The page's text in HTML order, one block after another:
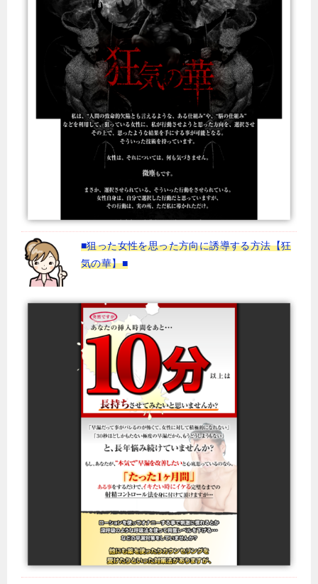
■狙った女性を思った方向に誘導する方法【狂
気の華】■